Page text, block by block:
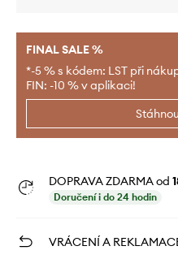
FINAL SALE %
*-5 % s kódem: LST při
FIN: -10 % v aplikaci!
DOPRAVA ZDARMA od
Doručení i do 24 hodin
VRÁCENÍ A